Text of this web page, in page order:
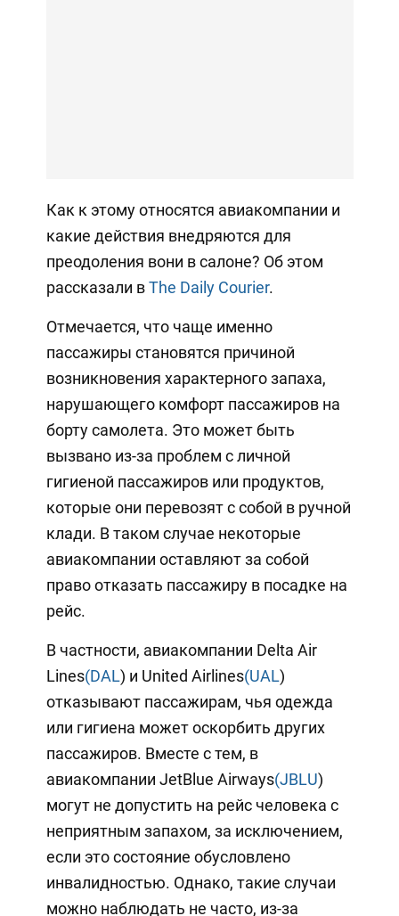
Как к этому относятся авиакомпании и
какие действия внедряются для
преодоления вони в салоне? Об этом
рассказали вThe Daily Courier.
Отмечается, что чаще именно
пассажиры становятся причиной
возникновения характерного запаха,
нарушающего комфорт пассажиров на
борту самолета. Это может быть
вызвано из-за проблем с личной
гигиеной пассажиров или продуктов,
которые они перевозят с собой в ручной
клади. В таком случае некоторые
авиакомпании оставляют за собой
право отказать пассажиру в посадке на
рейс.
В частности, авиакомпании Delta Air
Lines(DAL) и United Airlines(UAL)
отказывают пассажирам, чья одежда
или гигиена может оскорбить других
пассажиров. Вместе с тем, в
авиакомпании JetBlue Airways(JBLU)
могут не допустить на рейс человека с
неприятным запахом, за исключением,
если это состояние обусловлено
инвалидностью. Однако, такие случаи
можно наблюдать не часто, из-за